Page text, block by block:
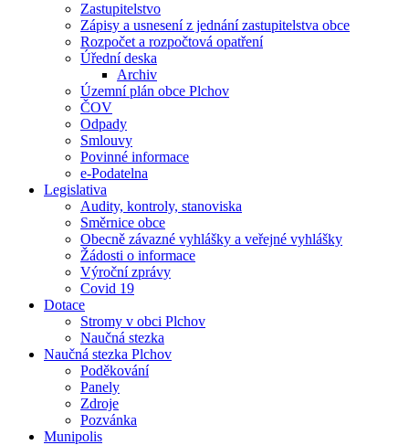
Zastupitelstvo
Zápisy a usnesení z jednání zastupitelstva obce
Rozpočet a rozpočtová opatření
Úřední deska
Archiv
Územní plán obce Plchov
ČOV
Odpady
Smlouvy
Povinné informace
e-Podatelna
Legislativa
Audity, kontroly, stanoviska
Směrnice obce
Obecně závazné vyhlášky a veřejné vyhlášky
Žádosti o informace
Výroční zprávy
Covid 19
Dotace
Stromy v obci Plchov
Naučná stezka
Naučná stezka Plchov
Poděkování
Panely
Zdroje
Pozvánka
Munipolis